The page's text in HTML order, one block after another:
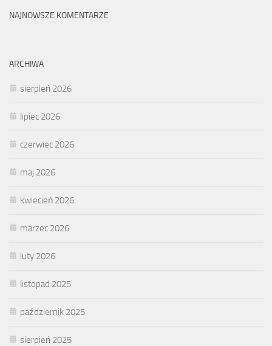
NAJNOWSZE KOMENTARZE
ARCHIWA
sierpień 2026
lipiec 2026
czerwiec 2026
maj 2026
kwiecień 2026
marzec 2026
luty 2026
listopad 2025
październik 2025
sierpień 2025